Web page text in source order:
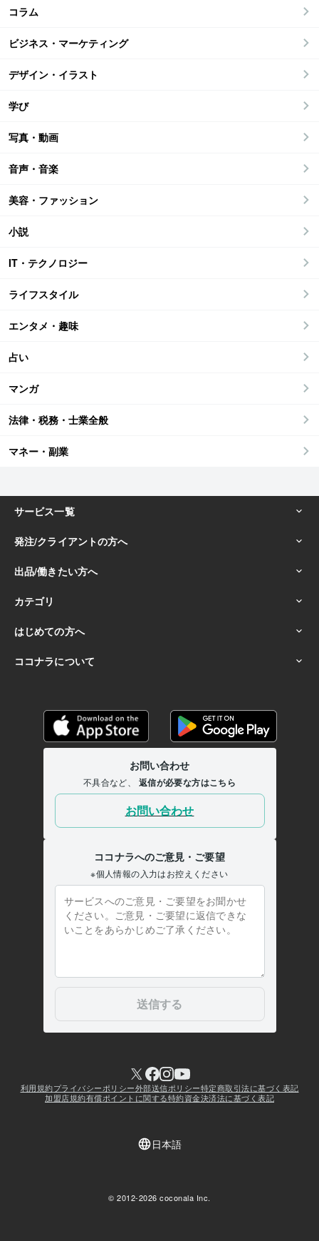
コラム
ビジネス・マーケティング
デザイン・イラスト
学び
写真・動画
音声・音楽
美容・ファッション
小説
IT・テクノロジー
ライフスタイル
エンタメ・趣味
占い
マンガ
法律・税務・士業全般
マネー・副業